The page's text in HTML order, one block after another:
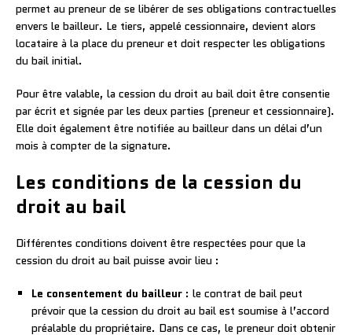
permet au preneur de se libérer de ses obligations contractuelles
envers le bailleur. Le tiers, appelé cessionnaire, devient alors
locataire à la place du preneur et doit respecter les obligations
du bail initial.
Pour être valable, la cession du droit au bail doit être consentie
par écrit et signée par les deux parties (preneur et cessionnaire).
Elle doit également être notifiée au bailleur dans un délai d’un
mois à compter de la signature.
Les conditions de la cession du
droit au bail
Différentes conditions doivent être respectées pour que la
cession du droit au bail puisse avoir lieu :
Le consentement du bailleur : le contrat de bail peut
prévoir que la cession du droit au bail est soumise à l’accord
préalable du propriétaire. Dans ce cas, le preneur doit obtenir